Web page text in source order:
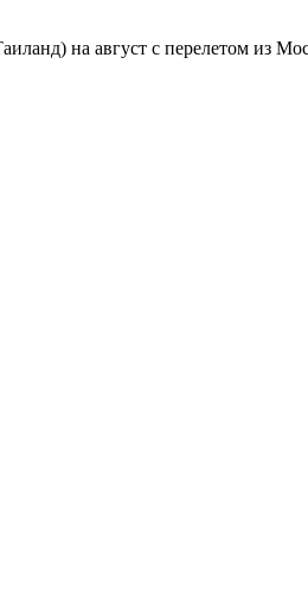
на август с перелетом из